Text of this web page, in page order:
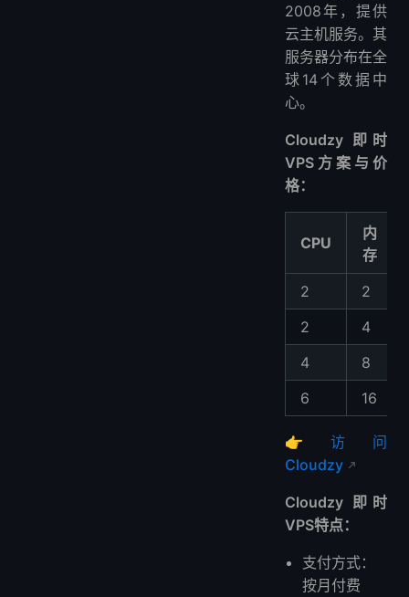
2008年，提供
云主机服务。其
服务器分布在全
球14个数据中
心。
Cloudzy 即时
VPS方案与价
格：
CPU
内
存
2
2
2
4
4
8
6
16
👉 访问
Cloudzy
Cloudzy 即时
VPS特点：
支付方式：
按月付费